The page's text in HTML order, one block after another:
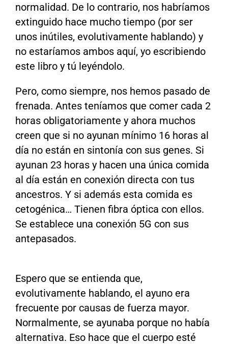
normalidad. De lo contrario, nos habríamos
extinguido hace mucho tiempo (por ser
unos inútiles, evolutivamente hablando) y
no estaríamos ambos aquí, yo escribiendo
este libro y tú leyéndolo.
Pero, como siempre, nos hemos pasado de
frenada. Antes teníamos que comer cada 2
horas obligatoriamente y ahora muchos
creen que si no ayunan mínimo 16 horas al
día no están en sintonía con sus genes. Si
ayunan 23 horas y hacen una única comida
al día están en conexión directa con tus
ancestros. Y si además esta comida es
cetogénica… Tienen fibra óptica con ellos.
Se establece una conexión 5G con sus
antepasados.
Espero que se entienda que,
evolutivamente hablando, el ayuno era
frecuente por causas de fuerza mayor.
Normalmente, se ayunaba porque no había
alternativa. Eso hace que el cuerpo esté